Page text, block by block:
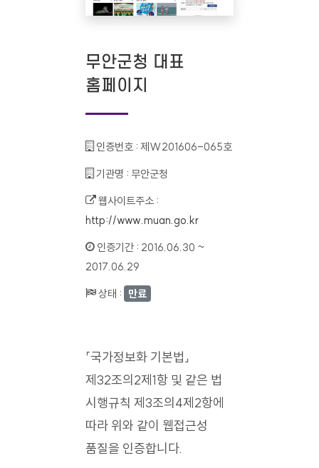
무안군청 대표
홈페이지
인증번호 : 제W201606-065호
기관명 : 무안군청
웹사이트주소 :
http://www.muan.go.kr
인증기간 : 2016.06.30 ~
2017.06.29
상태 : 만료
「국가정보화 기본법」
제32조의2제1항 및 같은 법
시행규칙 제3조의4제2항에
따라 위와 같이 웹접근성
품질을 인증합니다.